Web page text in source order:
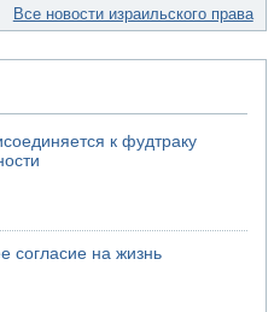
Все новости израильского права
к фудтраку
согласие на жизнь